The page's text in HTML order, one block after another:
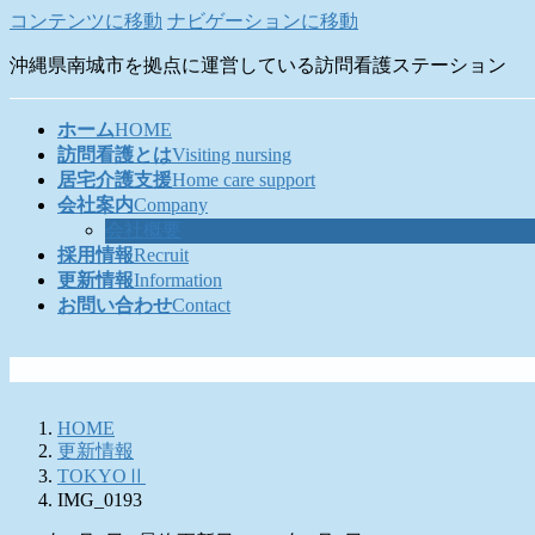
コンテンツに移動 ナビゲーションに移動
沖縄県南城市を拠点に運営している訪問看護ステーション
ホームHOME
訪問看護とはVisiting nursing
居宅介護支援Home care support
会社案内Company
採用情報Recruit
更新情報Information
お問い合わせContact
HOME
更新情報
TOKYOⅡ
IMG_0193